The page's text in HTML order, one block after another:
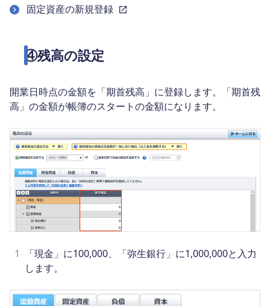
固定資産の新規登録
④残高の設定
開業日時点の金額を「期首残高」に登録します。「期首残
高」の金額が帳簿のスタートの金額になります。
1
「現金」に100,000、「弥生銀行」に1,000,000と入力
します。